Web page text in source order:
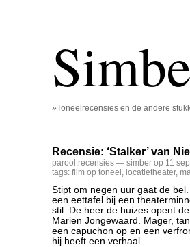
»Toneelrecensies en de andere
Recensie: ‘Stalker’ van
parool ,recensies — simber op 11
tags: film op toneel , locatietheater,
Stipt om negen uur gaat de
een eettafel bij een
stil. De heer de huizes opent
Marien Jongewaard. Mager,
een capuchon op en een
hij heeft een verhaal.